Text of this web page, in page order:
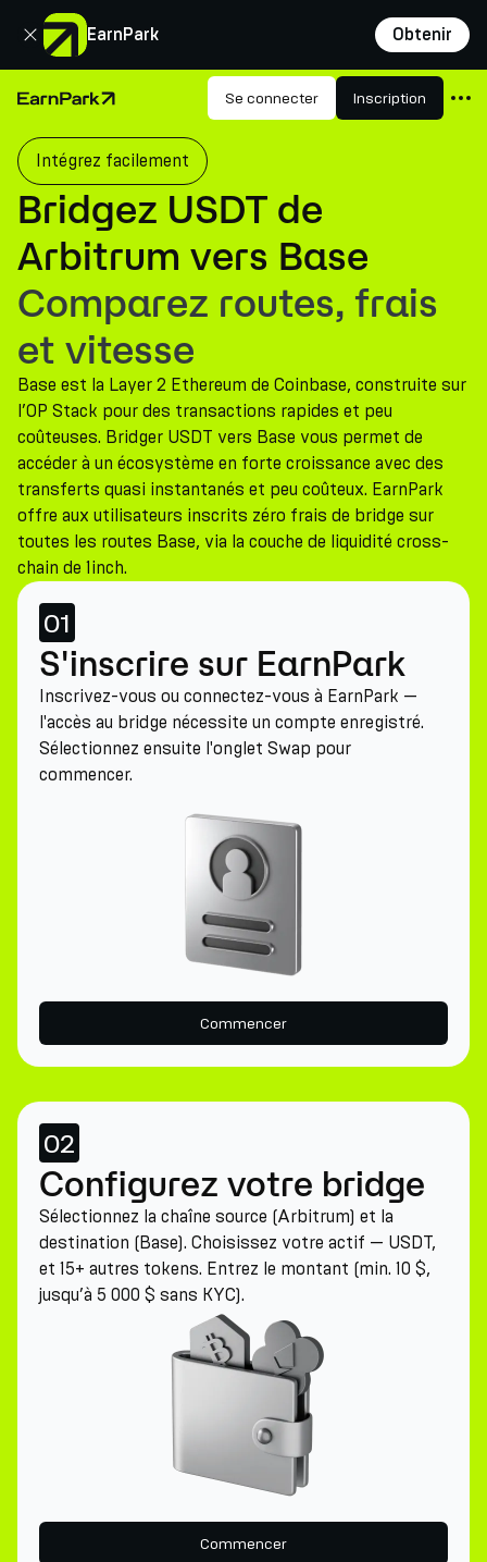
EarnPark Obtenir
Fermer
Page d'accueil Se connecter Inscription
Produits
Marchés
Calculatrices
PARK Token
Ressources
Entreprise
Intégrez facilement
Bridgez USDT de
Arbitrum vers Base
Comparez routes, frais
et vitesse
Base est la Layer 2 Ethereum de Coinbase, construite sur
l’OP Stack pour des transactions rapides et peu
coûteuses. Bridger USDT vers Base vous permet de
accéder à un écosystème en forte croissance avec des
transferts quasi instantanés et peu coûteux. EarnPark
offre aux utilisateurs inscrits zéro frais de bridge sur
toutes les routes Base, via la couche de liquidité cross-
chain de 1inch.
01
S'inscrire sur EarnPark
Inscrivez-vous ou connectez-vous à EarnPark —
l'accès au bridge nécessite un compte enregistré.
Sélectionnez ensuite l'onglet Swap pour
commencer.
Commencer
02
Configurez votre bridge
Sélectionnez la chaîne source (Arbitrum) et la
destination (Base). Choisissez votre actif — USDT,
et 15+ autres tokens. Entrez le montant (min. 10 $,
jusqu’à 5 000 $ sans KYC).
Commencer